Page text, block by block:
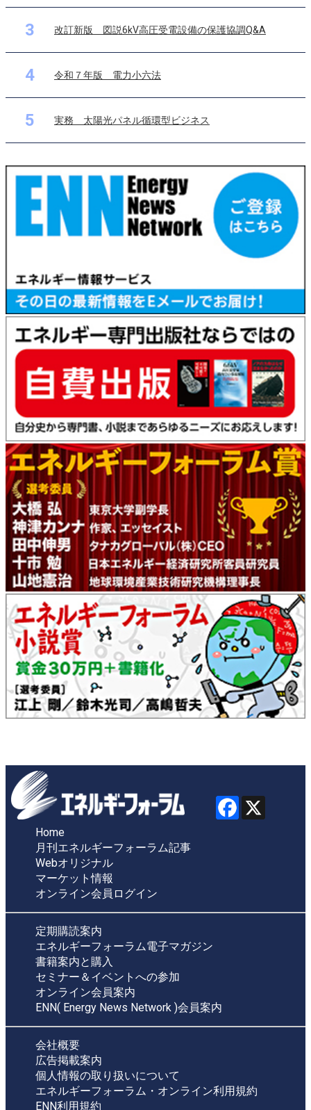
3 改訂新版 図説6kV高圧受電設備の保護協調Q&A
4 令和７年版 電力小六法
5 実務 太陽光パネル循環型ビジネス
Home
月刊エネルギーフォーラム記事
Webオリジナル
マーケット情報
オンライン会員ログイン
定期購読案内
エネルギーフォーラム電子マガジン
書籍案内と購入
セミナー＆イベントへの参加
オンライン会員案内
ENN( Energy News Network )会員案内
会社概要
広告掲載案内
個人情報の取り扱いについて
エネルギーフォーラム・オンライン利用規約
ENN利用規約